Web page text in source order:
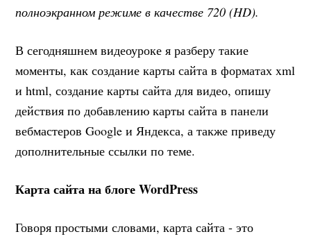
полноэкранном режиме в качестве 720 (HD).
В сегодняшнем видеоуроке я разберу такие
моменты, как создание карты сайта в форматах xml
и html, создание карты сайта для видео, опишу
действия по добавлению карты сайта в панели
вебмастеров Google и Яндекса, а также приведу
дополнительные ссылки по теме.
Карта сайта на блоге WordPress
Говоря простыми словами, карта сайта - это